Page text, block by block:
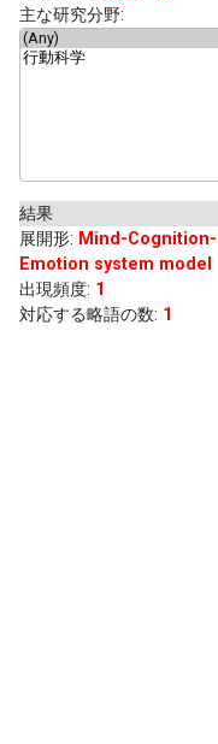
主な研究分野:
結果
展開形: Mind-Cognition-
Emotion system model
出現頻度: 1
対応する略語の数: 1